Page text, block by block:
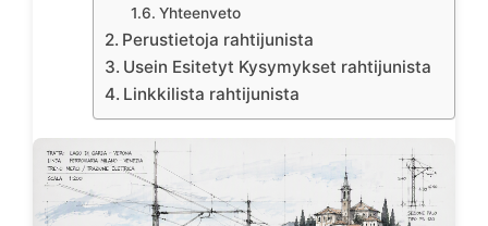
Yhteenveto
Perustietoja rahtijunista
Usein Esitetyt Kysymykset rahtijunista
Linkkilista rahtijunista